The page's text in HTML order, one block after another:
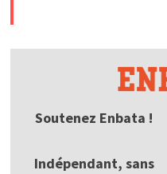
Soutenez Enbata !
Indépendant, sans